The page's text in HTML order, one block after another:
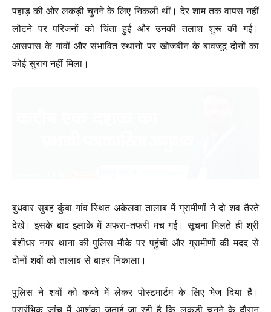
पहाड़ की ओर लकड़ी चुनने के लिए निकली थीं। देर शाम तक वापस नहीं
लौटने पर परिजनों को चिंता हुई और उनकी तलाश शुरू की गई।
आसपास के गांवों और संभावित स्थानों पर खोजबीन के बावजूद दोनों का
कोई सुराग नहीं मिला।
बुधवार सुबह कुंबा गांव स्थित अकेलवा तालाब में ग्रामीणों ने दो शव तैरते
देखे। इसके बाद इलाके में अफरा-तफरी मच गई। सूचना मिलते ही श्री
बंशीधर नगर थाना की पुलिस मौके पर पहुंची और ग्रामीणों की मदद से
दोनों शवों को तालाब से बाहर निकाला।
पुलिस ने शवों को कब्जे में लेकर पोस्टमार्टम के लिए भेज दिया है।